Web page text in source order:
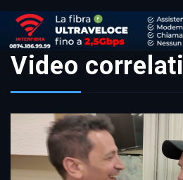
Video correlati